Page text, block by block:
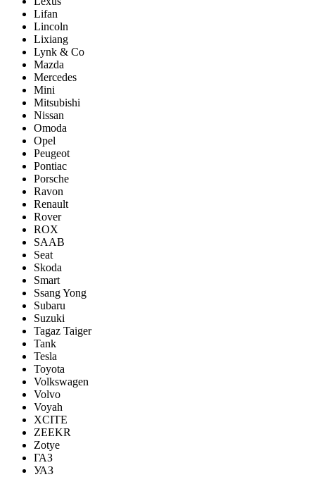
Lifan
Lincoln
Lixiang
Lynk & Co
Mazda
Mercedes
Mini
Mitsubishi
Nissan
Omoda
Opel
Peugeot
Pontiac
Porsсhe
Ravon
Renault
Rover
ROX
SAAB
Seat
Skoda
Smart
Ssang Yong
Subaru
Suzuki
Tagaz Taiger
Tank
Tesla
Toyota
Volkswagen
Volvo
Voyah
XCITE
ZEEKR
Zotye
ГАЗ
УАЗ